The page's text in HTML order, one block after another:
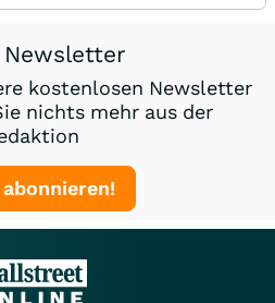
Newsletter
kostenlosen Newsletter
nichts mehr aus der